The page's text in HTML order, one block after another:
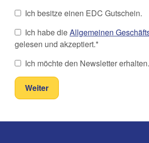
Ich besitze einen EDC Gutschein.
Ich habe dieAllgemeinen
gelesen und akzeptiert.*
Ich möchte den Newsletter erhalten.